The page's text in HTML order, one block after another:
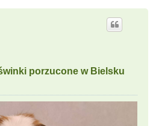
porzucone w Bielsku